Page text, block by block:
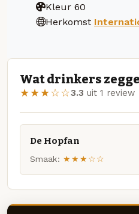
Kleur 60
Herkomst
Wat drinkers
★★★☆☆3.3 uit 1 review
De Hopfan
Smaak: ★★★☆☆